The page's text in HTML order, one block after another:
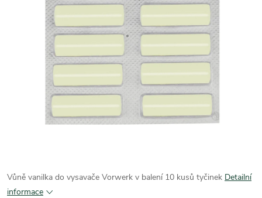
Vůně vanilka do vysavače Vorwerk v balení 10 kusů tyčinek Detailní
informace